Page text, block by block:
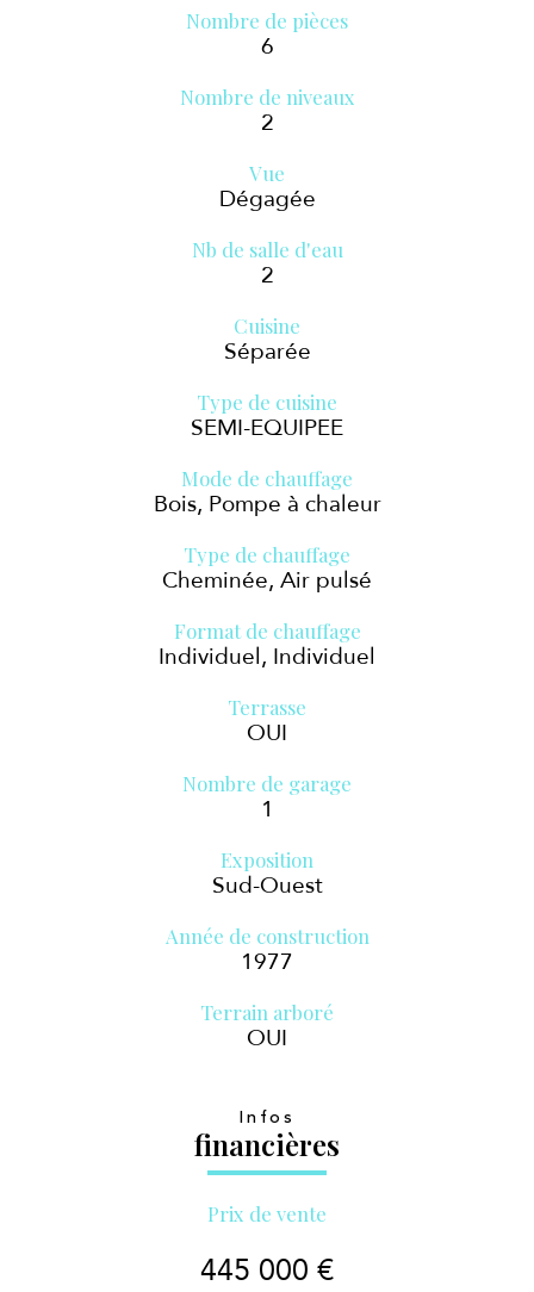
Nombre de pièces
6
Nombre de niveaux
2
Vue
Dégagée
Nb de salle d'eau
2
Cuisine
Séparée
Type de cuisine
SEMI-EQUIPEE
Mode de chauffage
Bois, Pompe à chaleur
Type de chauffage
Cheminée, Air pulsé
Format de chauffage
Individuel, Individuel
Terrasse
OUI
Nombre de garage
1
Exposition
Sud-Ouest
Année de construction
1977
Terrain arboré
OUI
Infos
financières
Prix de vente
445 000 €